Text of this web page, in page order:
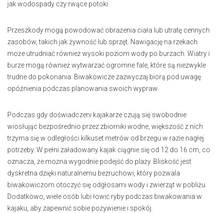
jak wodospady czy rwące potoki.
Przeszkody mogą powodować obrażenia ciała lub utratę cennych
zasobów, takich jak żywność lub sprzęt. Nawigację na rzekach
może utrudniać również wysoki poziom wody po burzach. Wiatry i
burze mogą również wytwarzać ogromne fale, które są niezwykle
trudne do pokonania. Biwakowicze zazwyczaj biorą pod uwagę
opóźnienia podczas planowania swoich wypraw.
Podczas gdy doświadczeni kajakarze czują się swobodnie
wiosłując bezpośrednio przez zbiorniki wodne, większość z nich
trzyma się w odległości kilkuset metrów od brzegu w razie nagłej
potrzeby. W pełni załadowany kajak ciągnie się od 12 do 16 cm, co
oznacza, że można wygodnie podejść do plaży. Bliskość jest
dyskretna dzięki naturalnemu bezruchowi, który pozwala
biwakowiczom otoczyć się odgłosami wody i zwierząt w pobliżu.
Dodatkowo, wiele osób lubi łowić ryby podczas biwakowania w
kajaku, aby zapewnić sobie pożywienie i spokój.